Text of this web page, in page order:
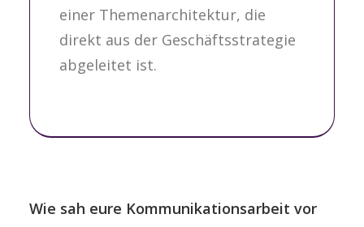
einer Themenarchitektur, die
direkt aus der Geschäftsstrategie
abgeleitet ist.
Wie sah eure Kommunikationsarbeit vor